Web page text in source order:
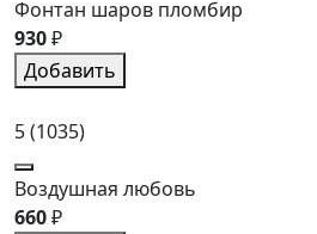
Фонтан шаров пломбир
930₽
Добавить
5(1035)
Воздушная любовь
660₽